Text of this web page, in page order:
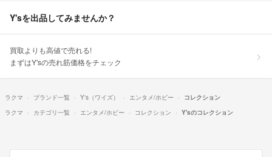
Y'sを出品してみませんか？
買取よりも高値で売れる!
まずはY'sの売れ筋価格をチェック
ラクマ ブランド一覧 Y's（ワイズ） エンタメ/ホビー
コレクション
ラクマ
カテゴリ一覧 エンタメ/ホビー コレクション Y'sのコレクション